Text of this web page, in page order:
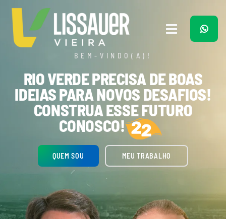
para
conteúdo
Toggle
Plano de Governo
Meu Trabalho
O Que Penso
BEM-VINDO(A)!
RIO VERDE PRECISA DE BOAS
IDEIAS PARA NOVOS DESAFIOS!
CONSTRUA ESSE FUTURO
CONOSCO!
QUEM SOU MEU TRABALHO